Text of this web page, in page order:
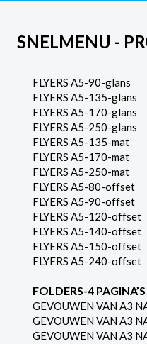
SNELMENU -
FLYERS A5-90-glans
FLYERS A5-135-glans
FLYERS A5-170-glans
FLYERS A5-250-glans
FLYERS A5-135-mat
FLYERS A5-170-mat
FLYERS A5-250-mat
FLYERS A5-80-offset
FLYERS A5-90-offset
FLYERS A5-120-offset
FLYERS A5-140-offset
FLYERS A5-150-offset
FLYERS A5-240-offset
FOLDERS-4
GEVOUWEN VAN A3
GEVOUWEN VAN A3
GEVOUWEN VAN A3